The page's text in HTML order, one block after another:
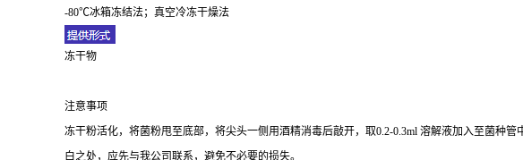
-80℃冰箱冻结法；真空冷冻干燥法
冻干物
注意事项
冻干粉活化，将菌粉甩至底部，将尖头一侧用酒精消毒后敲开，取0.2-0.3ml 溶解液加入至菌种
白之处，应先与我公司联系，避免不必要的损失。